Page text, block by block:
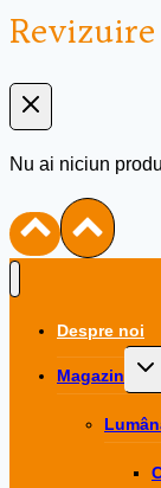
Revizuire
Nu ai niciun
Despre noi
Magazin